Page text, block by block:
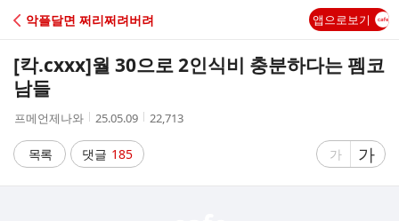
C
A
악플달면 쩌리쩌려버려 앱으로보기
[칵.cxxx]월 30으로 2인식비 충분하다는 펨코
남들
작
자
프메언제나와
작
시
간
25.05.09
조
22,713
목록 댓글 185
글
가
글
자
가